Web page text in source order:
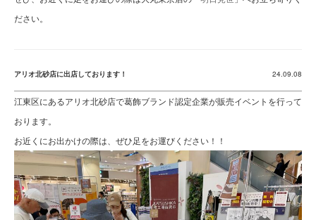
ださい。
アリオ北砂店に出店しております！ 24.09.08
江東区にあるアリオ北砂店で葛飾ブランド認定企業が販売イベントを行って
おります。
お近くにお出かけの際は、ぜひ足をお運びください！！